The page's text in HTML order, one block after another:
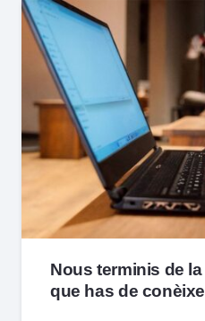
Nous terminis de
que has de